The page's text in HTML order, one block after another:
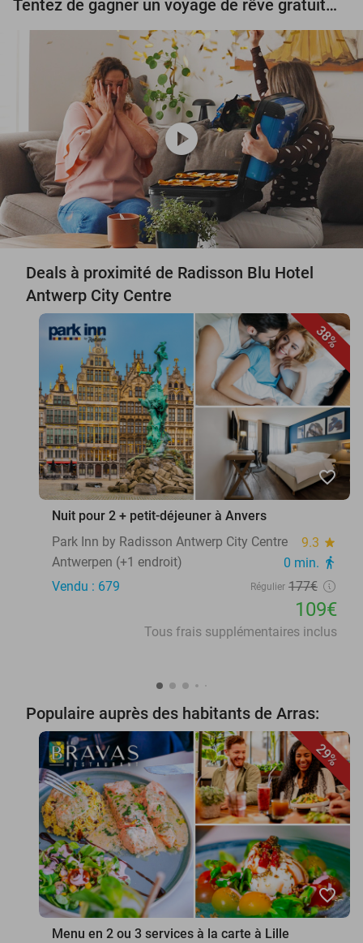
Tentez de gagner un voyage de rêve gratuit d'une valeur de 3.000 € !
play_circle
Deals à proximité de Radisson Blu Hotel
Antwerp City Centre
38%
favorite_border
Nuit pour 2 + petit-déjeuner à Anvers
Park Inn by Radisson Antwerp City Centre
9.3 star
Antwerpen (+1 endroit) 0 min. directions_walk
Vendu : 679 Régulier 177€
109€
Tous frais supplémentaires inclus
Populaire auprès des habitants de Arras:
29%
favorite_border
Menu en 2 ou 3 services à la carte à Lille